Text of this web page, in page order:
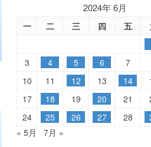
2024年 6月
一 二 三 四 五
3
4 5 6 7
10
11 12 13 14
17
18 19 20 21
24
25 26 27 28
« 5月
7月 »